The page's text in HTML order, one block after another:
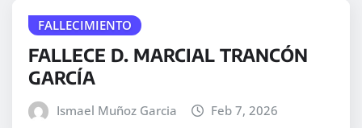
FALLECIMIENTO
FALLECE D. MARCIAL TRANCÓN
GARCÍA
Ismael Muñoz Garcia Feb 7, 2026